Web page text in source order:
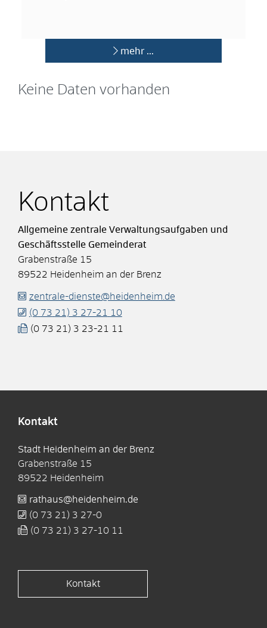
mehr …
Keine Daten vorhanden
Kontakt
Allgemeine zentrale Verwaltungsaufgaben und
Geschäftsstelle Gemeinderat
Grabenstraße 15
89522 Heidenheim an der Brenz
zentrale-dienste@heidenheim.de
(0 73 21) 3 27-21
10
(0 73 21) 3 23-21 11
Kontakt
Stadt Heidenheim an der Brenz
Grabenstraße 15
89522 Heidenheim
rathaus@heidenheim.de
(0 73 21) 3 27-0
(0 73 21) 3 27-10 11
Kontakt